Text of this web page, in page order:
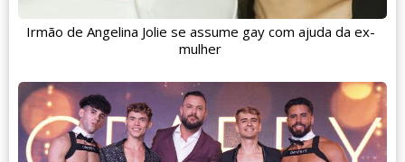
Irmão de Angelina Jolie se assume gay com ajuda da ex-
mulher